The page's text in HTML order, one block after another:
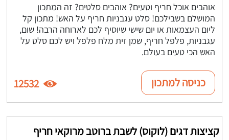
אוהבים אוכל חריף וטעים? אוהבים סלטים? זה המתכון
המושלם בשבילכם! סלט עגבניות חריף על האש! מתכון קל
ליום העצמאות או יום שישי שיוסיף לכם לארוחה הרבה! שום,
עגבניות, פלפל חריף, שמן זית מלח פלפל ויש לכם סלט על
האש הכי טעים בעולם.
כניסה למתכון 12532
קציצות דגים (לוקוס) לשבת ברוטב מרוקאי חריף